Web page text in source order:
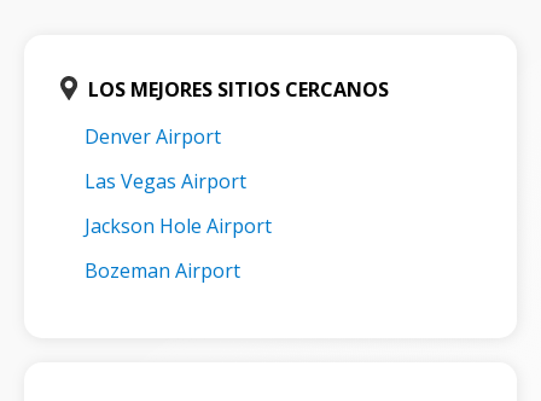
LOS MEJORES SITIOS CERCANOS
Denver Airport
Las Vegas Airport
Jackson Hole Airport
Bozeman Airport